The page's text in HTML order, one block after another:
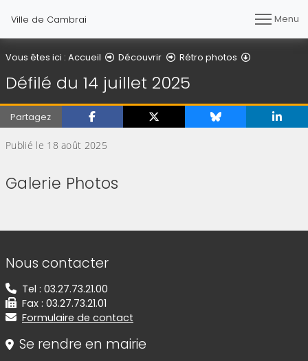
Ville de Cambrai Menu
Vous êtes ici : Accueil Découvrir Rétro photos
Défilé du 14 juillet 2025
Partagez
Publié le 18 août 2025
Galerie Photos
Informations de contact
Nous contacter
Tel : 03.27.73.21.00
Fax : 03.27.73.21.01
Formulaire de contact
Se rendre en mairie